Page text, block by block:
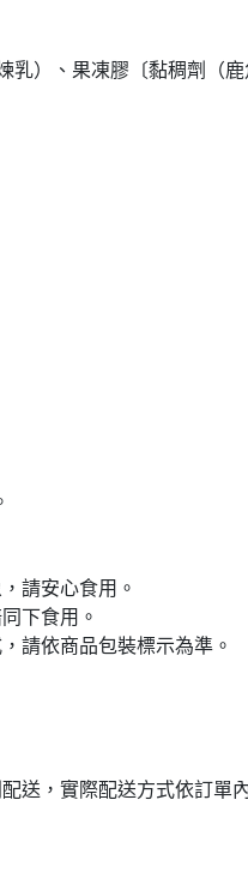
乳）、果凍膠〔黏稠劑（
請安心食用。
下食用。
請依商品包裝標示為準。
送，實際配送方式依訂單